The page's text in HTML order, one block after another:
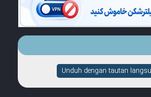
Unduh dengan tautan